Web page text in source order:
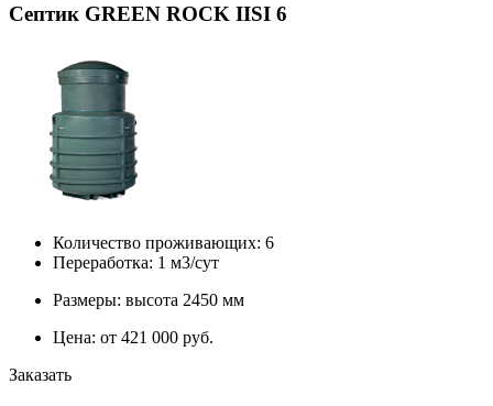
Септик GREEN ROCK IISI 6
Количество проживающих: 6
Переработка: 1 м3/сут
Размеры: высота 2450 мм
Цена: от 421 000 руб.
Заказать